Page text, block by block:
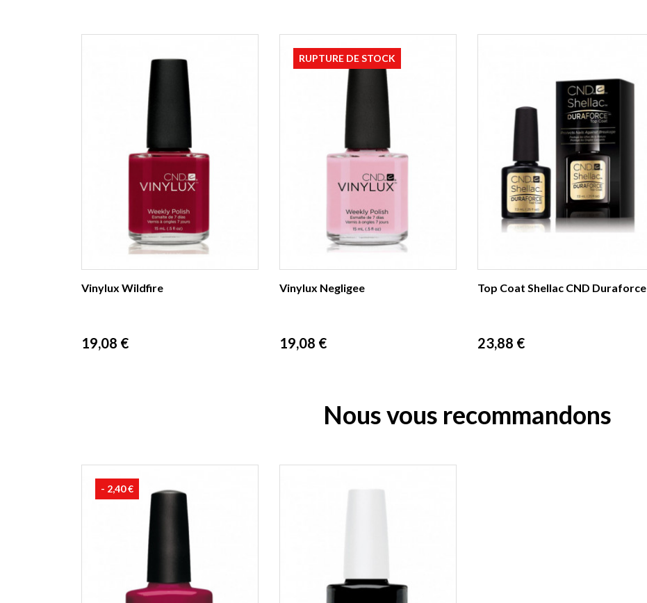
Vinylux Wildfire
Prix
19,08 €
Vinylux Negligee
Prix
19,08 €
RUPTURE DE STOCK
Top Coat Shellac CND Duraforce
Prix
23,88 €
Nous vous recommandons
- 2,40 €